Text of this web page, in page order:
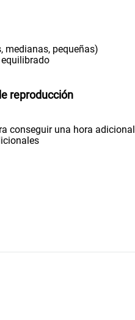
medianas, pequeñas)
reproducción
conseguir una hora adicional